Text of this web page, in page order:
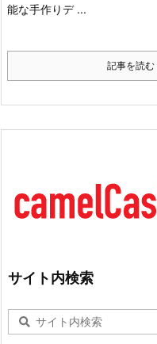
能な手作りデ ...
記事を読む
サイト内検索